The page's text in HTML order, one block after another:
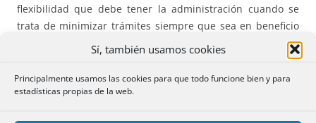
Sí, también usamos cookies
Principalmente usamos las cookies para que todo funcione bien y para
estadísticas propias de la web.
flexibilidad que debe tener la administración cuando se
trata de minimizar trámites siempre que sea en beneficio
del administrado. Por lo tanto ningún reparo ni a la
Por otra parte, lo que sí es más criticable de esta decisión